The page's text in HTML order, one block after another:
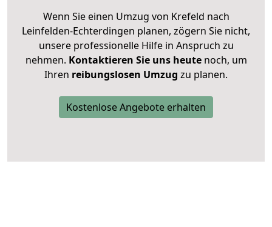
Wenn Sie einen Umzug von Krefeld nach
Leinfelden-Echterdingen planen, zögern Sie nicht,
unsere professionelle Hilfe in Anspruch zu
nehmen. Kontaktieren Sie uns heutenoch, um
Ihren reibungslosen Umzug zu planen.
Kostenlose Angebote erhalten